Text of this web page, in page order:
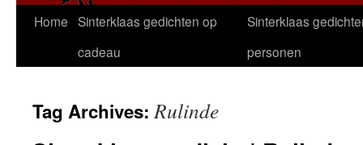
Home Sinterklaas gedichten op
cadeau
Sinterklaas
personen
Tag Archives:Rulinde